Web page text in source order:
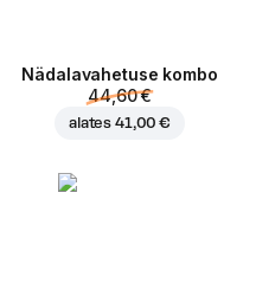
Nädalavahetuse kombo
44,60 €
alates 41,00 €